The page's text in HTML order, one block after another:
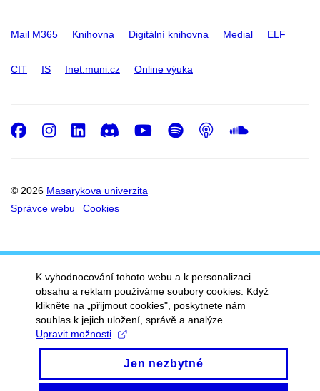
Mail M365 Knihovna Digitální knihovna Medial ELF
CIT IS Inet.muni.cz Online výuka
© 2026 Masarykova univerzita
Správce webu
Cookies
Facebook
Instagram
LinkedIn
DiscordYoutube
Spotify
Podcast
K vyhodnocování tohoto webu a k personalizaci
obsahu a reklam používáme soubory cookies. Když
klikněte na „přijmout cookies", poskytnete nám
souhlas k jejich uložení, správě a analýze.
Upravit možnosti
Jen nezbytné